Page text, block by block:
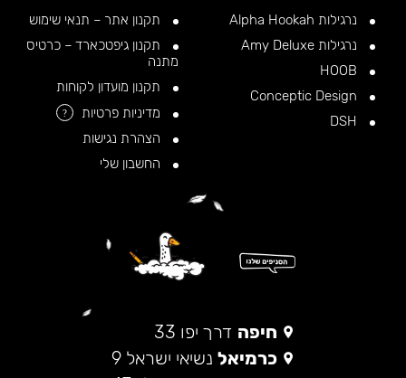
נרגילות Alpha Hookah
נרגילות Amy Deluxe
תקנון אתר – תנאי שימוש
תקנון גיפטכארד – כרטיס
מתנה
תקנון מועדון לקוחות
מדיניות פרטיות
?
הצהרת נגישות
החשבון שלי
חיפה דרך יפו 33
כרמיאל נשיאי ישראל 9